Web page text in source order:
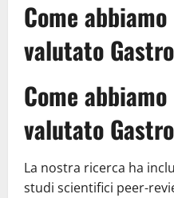
Come
valutato
Come
valutato
La nostra ricerca ha
studi scientifici peer-